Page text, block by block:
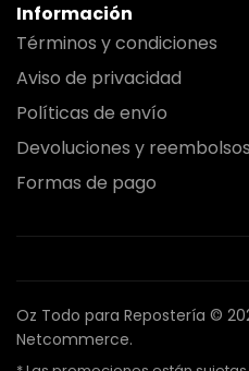
Información
Términos y condiciones
Aviso de privacidad
Políticas de envío
Devoluciones y reembolsos
Formas de pago
Oz Todo para Repostería ©
Netcommerce.